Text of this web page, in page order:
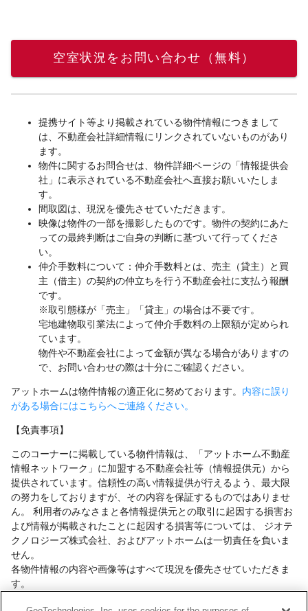
空室状況をお問い合わせ（無料）
提携サイト等より掲載されている物件情報につきまして
は、不動産会社詳細情報にリンクされていないものがあり
ます。
物件に関するお問合せは、物件詳細ページの「情報提供会
社」に表示されている不動産会社へ直接お願いいたしま
す。
間取図は、現況を優先させていただきます。
映像は物件の一部を撮影したものです。物件の契約にあた
っての最終判断はご自身の判断に基づいて行ってくださ
い。
仲介手数料について：仲介手数料とは、売主（貸主）と買
主（借主）の契約の仲立ちを行う不動産会社に支払う報酬
です。
※取引態様が「売主」「貸主」の場合は不要です。
宅地建物取引業法によって仲介手数料の上限額が定められ
ています。
物件や不動産会社によって金額が異なる場合がありますの
で、お問い合わせの際は十分にご確認ください。
アットホームは物件情報の適正化に努めております。 内容に誤り
がある場合にはこちらへご連絡ください。
【免責事項】
このコーナーに掲載している物件情報は、「アットホーム不動産
情報ネットワーク」に加盟する不動産会社等（情報提供元）から
提供されています。信頼性の高い情報提供が行えるよう、最大限
の努力をしておりますが、その内容を保証するものではありませ
ん。 利用者のみなさまと各情報提供元との取引に起因する損害お
よび情報が掲載されたことに起因する損害等については、 ジオテ
クノロジーズ株式会社、およびアットホームは一切責任を負いま
せん。
各物件情報の内容や画像等はすべて現況を優先させていただきま
す。